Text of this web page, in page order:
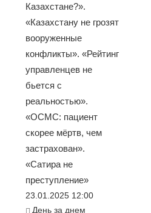
Казахстане?».
«Казахстану не грозят
вооруженные
конфликты». «Рейтинг
управленцев не
бьется с
реальностью».
«ОСМС: пациент
скорее мёртв, чем
застрахован».
«Сатира не
преступление»
23.01.2025 12:00
День за днем